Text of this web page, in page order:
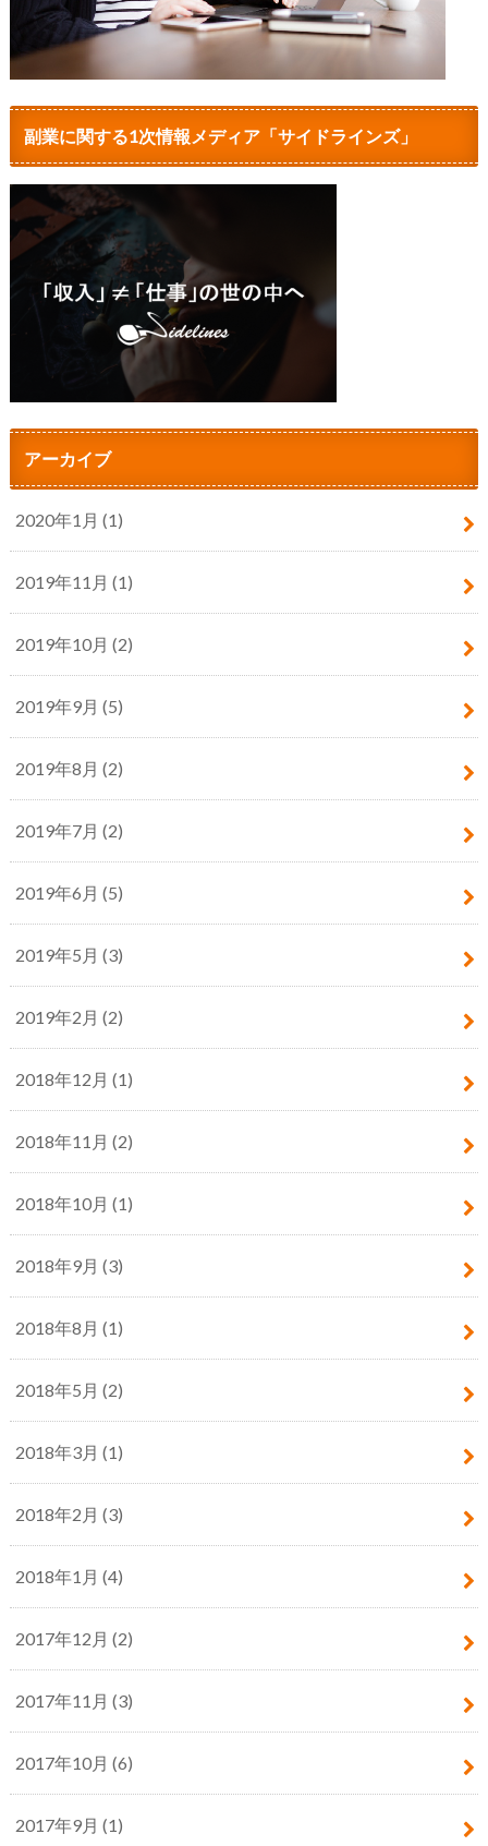
副業に関する1次情報メディア「サイドラインズ」
アーカイブ
2020年1月 (1)
2019年11月 (1)
2019年10月 (2)
2019年9月 (5)
2019年8月 (2)
2019年7月 (2)
2019年6月 (5)
2019年5月 (3)
2019年2月 (2)
2018年12月 (1)
2018年11月 (2)
2018年10月 (1)
2018年9月 (3)
2018年8月 (1)
2018年5月 (2)
2018年3月 (1)
2018年2月 (3)
2018年1月 (4)
2017年12月 (2)
2017年11月 (3)
2017年10月 (6)
2017年9月 (1)